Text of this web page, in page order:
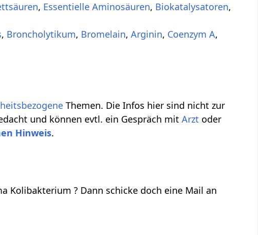
, Essentielle Aminosäuren, Biokatalysatoren,
, Broncholytikum, Bromelain,Arginin, Coenzym A,
Themen. Die Infos hier sind nicht zur
und können evtl. ein Gespräch mitArzt oder
Hinweis.
Kolibakterium ? Dann schicke doch eine Mail an